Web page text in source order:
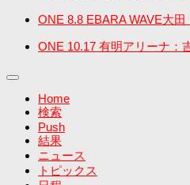
ONE 8.8 EBARA WAVE大
ONE 10.17 有明アリーナ：
Home
検索
Push
結果
ニュース
トピックス